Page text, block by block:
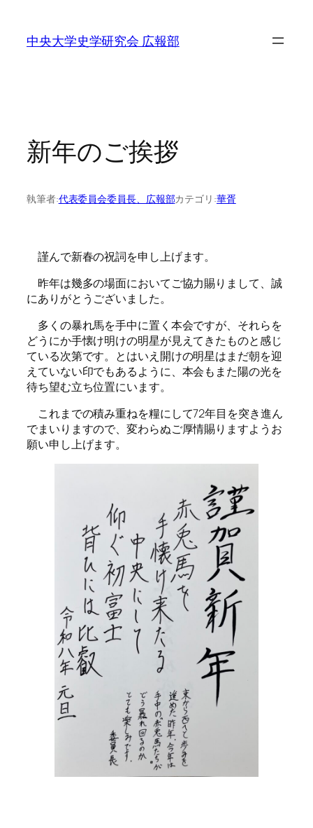
中央大学史学研究会 広報部
新年のご挨拶
執筆者:代表委員会委員長、広報部カテゴリ:華胥
謹んで新春の祝詞を申し上げます。
昨年は幾多の場面においてご協力賜りまして、誠
にありがとうございました。
多くの暴れ馬を手中に置く本会ですが、それらを
どうにか手懐け明けの明星が見えてきたものと感じ
ている次第です。とはいえ開けの明星はまだ朝を迎
えていない印でもあるように、本会もまた陽の光を
待ち望む立ち位置にいます。
これまでの積み重ねを糧にして72年目を突き進ん
でまいりますので、変わらぬご厚情賜りますようお
願い申し上げます。